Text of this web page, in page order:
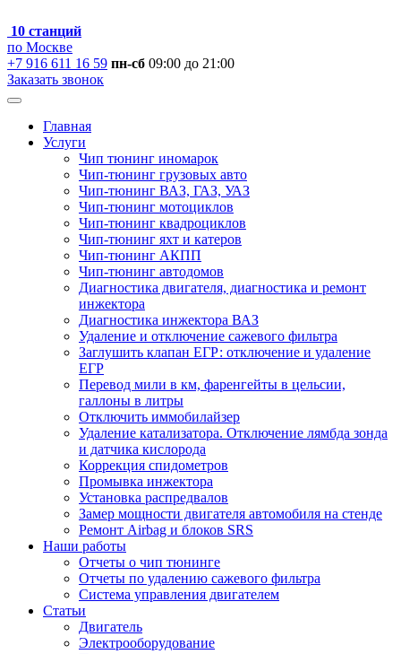
10 станций
по Москве
+7 916 611 16 59 пн-сб 09:00 до 21:00
Заказать звонок
Главная
Услуги
Чип тюнинг иномарок
Чип-тюнинг грузовых авто
Чип-тюнинг ВАЗ, ГАЗ, УАЗ
Чип-тюнинг мотоциклов
Чип-тюнинг квадроциклов
Чип-тюнинг яхт и катеров
Чип-тюнинг АКПП
Чип-тюнинг автодомов
Диагностика двигателя, диагностика и ремонт
инжектора
Диагностика инжектора ВАЗ
Удаление и отключение сажевого фильтра
Заглушить клапан ЕГР: отключение и удаление
ЕГР
Перевод мили в км, фаренгейты в цельсии,
галлоны в литры
Отключить иммобилайзер
Удаление катализатора. Отключение лямбда зонда
и датчика кислорода
Коррекция спидометров
Промывка инжектора
Установка распредвалов
Замер мощности двигателя автомобиля на стенде
Ремонт Airbag и блоков SRS
Наши работы
Отчеты о чип тюнинге
Отчеты по удалению сажевого фильтра
Система управления двигателем
Статьи
Двигатель
Электрооборудование